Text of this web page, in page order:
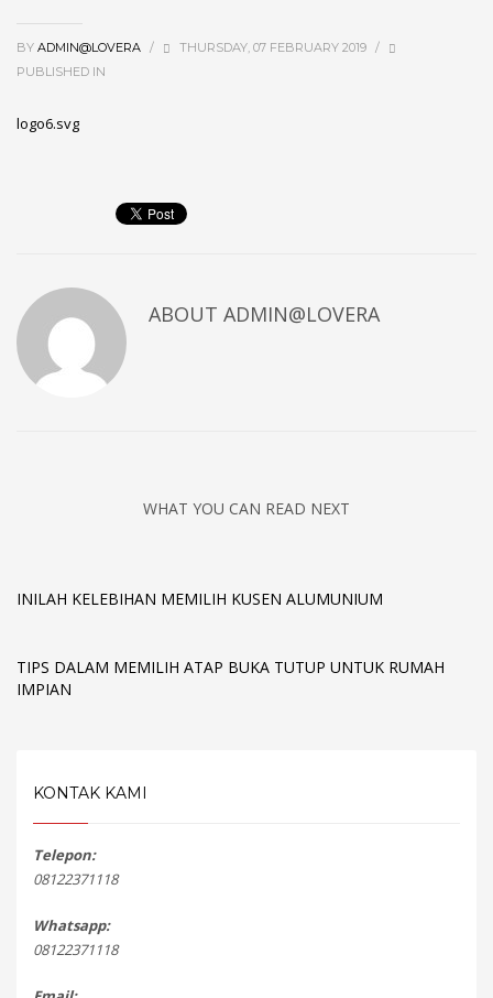
BY ADMIN@LOVERA / THURSDAY, 07 FEBRUARY 2019 /
PUBLISHED IN
logo6.svg
ABOUT ADMIN@LOVERA
WHAT YOU CAN READ NEXT
INILAH KELEBIHAN MEMILIH KUSEN ALUMUNIUM
TIPS DALAM MEMILIH ATAP BUKA TUTUP UNTUK RUMAH
IMPIAN
KONTAK KAMI
Telepon:
08122371118
Whatsapp:
08122371118